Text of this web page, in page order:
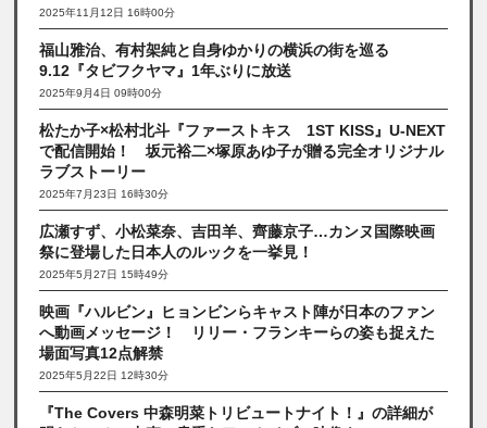
2025年11月12日 16時00分
福山雅治、有村架純と自身ゆかりの横浜の街を巡る
9.12『タビフクヤマ』1年ぶりに放送
2025年9月4日 09時00分
松たか子×松村北斗『ファーストキス 1ST KISS』U‐NEXT
で配信開始！ 坂元裕二×塚原あゆ子が贈る完全オリジナル
ラブストーリー
2025年7月23日 16時30分
広瀬すず、小松菜奈、吉田羊、齊藤京子…カンヌ国際映画
祭に登場した日本人のルックを一挙見！
2025年5月27日 15時49分
映画『ハルビン』ヒョンビンらキャスト陣が日本のファン
へ動画メッセージ！ リリー・フランキーらの姿も捉えた
場面写真12点解禁
2025年5月22日 12時30分
『The Covers 中森明菜トリビュートナイト！』の詳細が